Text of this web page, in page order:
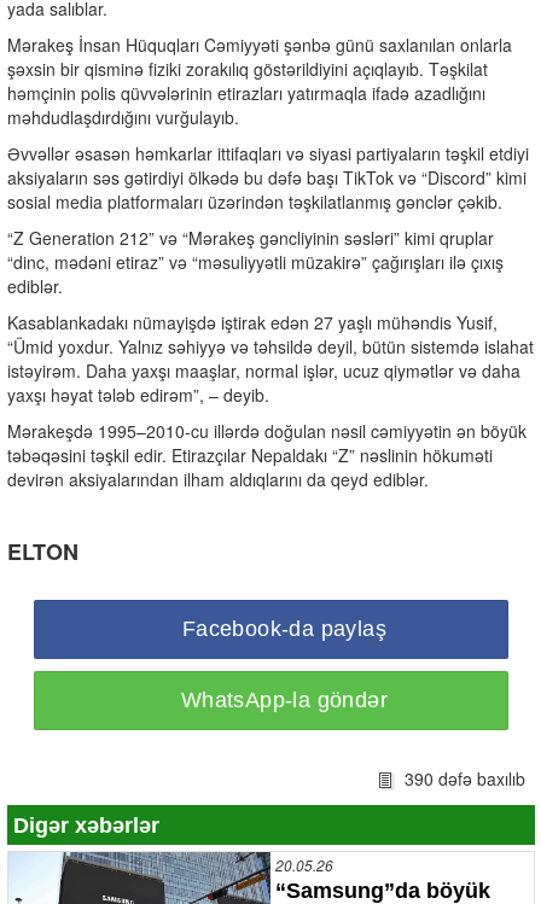
yada salıblar.
Mərakeş İnsan Hüquqları Cəmiyyəti şənbə günü saxlanılan onlarla
şəxsin bir qisminə fiziki zorakılıq göstərildiyini açıqlayıb. Təşkilat
həmçinin polis qüvvələrinin etirazları yatırmaqla ifadə azadlığını
məhdudlaşdırdığını vurğulayıb.
Əvvəllər əsasən həmkarlar ittifaqları və siyasi partiyaların təşkil etdiyi
aksiyaların səs gətirdiyi ölkədə bu dəfə başı TikTok və “Discord” kimi
sosial media platformaları üzərindən təşkilatlanmış gənclər çəkib.
“Z Generation 212” və “Mərakeş gəncliyinin səsləri” kimi qruplar
“dinc, mədəni etiraz” və “məsuliyyətli müzakirə” çağırışları ilə çıxış
ediblər.
Kasablankadakı nümayişdə iştirak edən 27 yaşlı mühəndis Yusif,
“Ümid yoxdur. Yalnız səhiyyə və təhsildə deyil, bütün sistemdə islahat
istəyirəm. Daha yaxşı maaşlar, normal işlər, ucuz qiymətlər və daha
yaxşı həyat tələb edirəm”, – deyib.
Mərakeşdə 1995–2010-cu illərdə doğulan nəsil cəmiyyətin ən böyük
təbəqəsini təşkil edir. Etirazçılar Nepaldakı “Z” nəslinin hökuməti
devirən aksiyalarından ilham aldıqlarını da qeyd ediblər.
ELTON
Facebook-da paylaş
WhatsApp-la göndər
390 dəfə baxılıb
Digər xəbərlər
20.05.26
“Samsung”da böyük